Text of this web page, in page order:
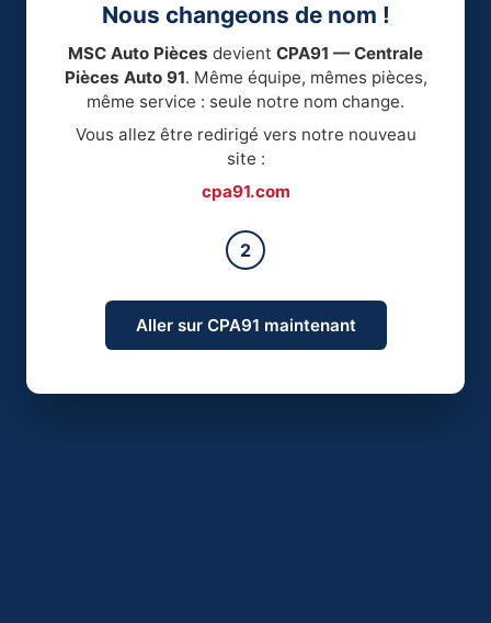
Nous changeons de nom !
MSC Auto Pièces devient CPA91 — Centrale
Pièces Auto 91. Même équipe, mêmes pièces,
même service : seule notre nom change.
Vous allez être redirigé vers notre nouveau
site :
cpa91.com
2
Aller sur CPA91 maintenant